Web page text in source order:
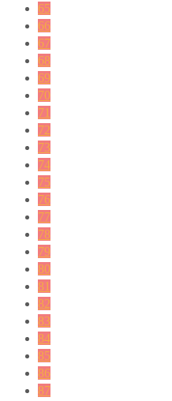
65
66
67
68
69
70
71
72
73
74
75
76
77
78
79
80
81
82
83
84
85
86
87